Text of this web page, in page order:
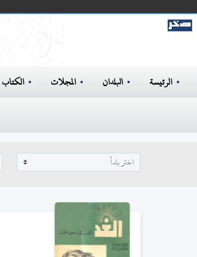
الرئيسة البلدان المجلات الكتاب